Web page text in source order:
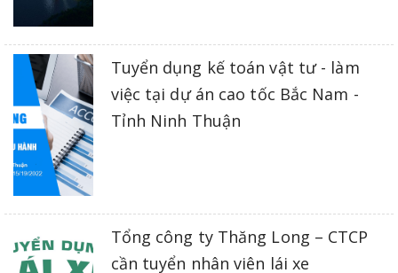
Tuyển dụng kế toán vật tư - làm
việc tại dự án cao tốc Bắc Nam -
Tỉnh Ninh Thuận
Tổng công ty Thăng Long – CTCP
cần tuyển nhân viên lái xe